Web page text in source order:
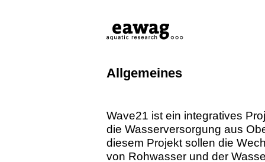
Allgemeines
Wave21 ist ein integratives
die Wasserversorgung aus
diesem Projekt sollen die
von Rohwasser und der